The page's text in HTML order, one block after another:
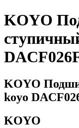
KOYO
KOYO
koyo
KOYO